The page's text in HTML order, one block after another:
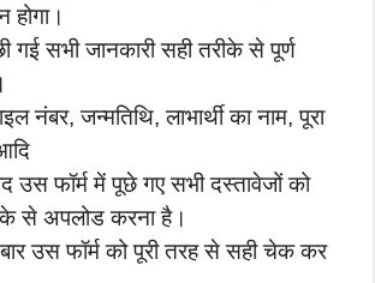
गई सभी जानकारी सही तरीके से पूर्ण
नंबर, जन्मतिथि, लाभार्थी का नाम, पूरा
उस फॉर्म में पूछे गए सभी दस्तावेजों को
से अपलोड करना है।
उस फॉर्म को पूरी तरह से सही चेक कर